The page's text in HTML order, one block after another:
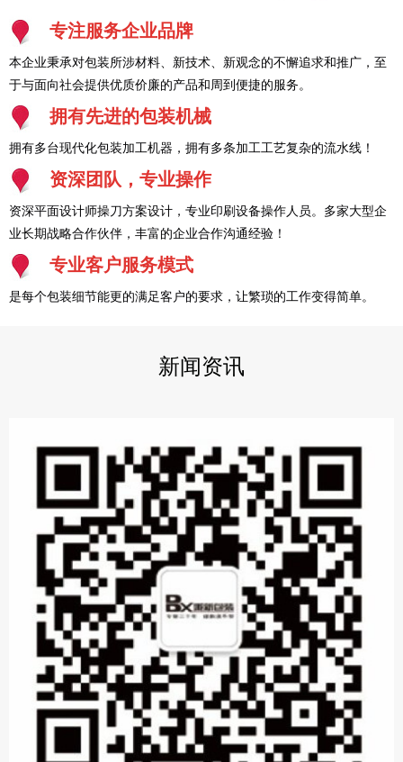
专注服务企业品牌
本企业秉承对包装所涉材料、新技术、新观念的不懈追求和推广，至
于与面向社会提供优质价廉的产品和周到便捷的服务。
拥有先进的包装机械
拥有多台现代化包装加工机器，拥有多条加工工艺复杂的流水线！
资深团队，专业操作
资深平面设计师操刀方案设计，专业印刷设备操作人员。多家大型企
业长期战略合作伙伴，丰富的企业合作沟通经验！
专业客户服务模式
是每个包装细节能更的满足客户的要求，让繁琐的工作变得简单。
新闻资讯